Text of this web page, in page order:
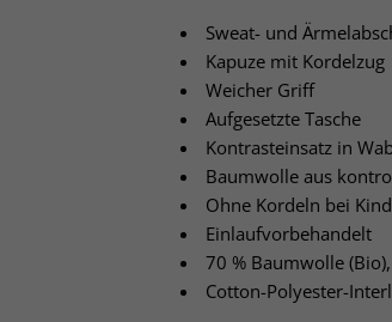
Sweat- und
Kapuze mit Kordelzug
Weicher Griff
Aufgesetzte Tasche
Kontrasteinsatz in
Baumwolle aus
Ohne Kordeln bei
Einlaufvorbehandelt
70 % Baumwolle
Cotton-Polyester-